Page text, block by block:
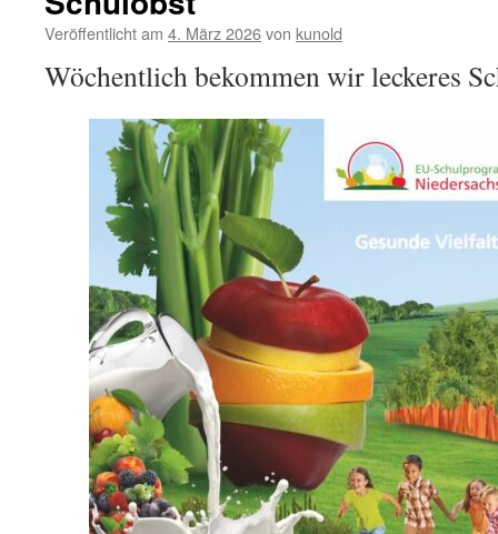
Veröffentlicht am 4. März 2026von kunold
Wöchentlich bekommen wir leckeres